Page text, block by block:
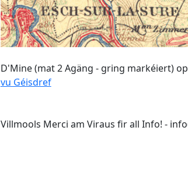
D'Mine (mat 2 Agäng - gring markéiert)
vu Géisdref
Villmools Merci am Viraus fir all Info! -